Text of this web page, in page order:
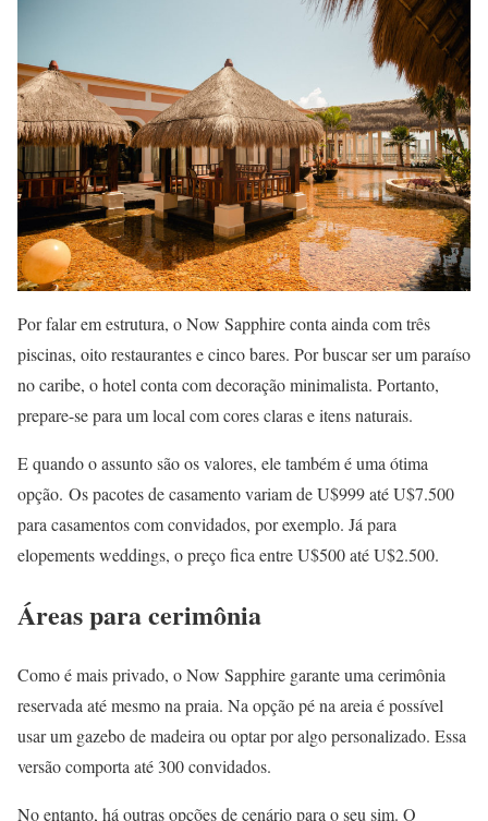
Por falar em estrutura, o Now Sapphire conta ainda com três
piscinas, oito restaurantes e cinco bares. Por buscar ser um paraíso
no caribe, o hotel conta com decoração minimalista. Portanto,
prepare-se para um local com cores claras e itens naturais.
E quando o assunto são os valores, ele também é uma ótima
opção. Os pacotes de casamento variam de U$999 até U$7.500
para casamentos com convidados, por exemplo. Já para
elopements weddings, o preço fica entre U$500 até U$2.500.
Áreas para cerimônia
Como é mais privado, o Now Sapphire garante uma cerimônia
reservada até mesmo na praia. Na opção pé na areia é possível
usar um gazebo de madeira ou optar por algo personalizado. Essa
versão comporta até 300 convidados.
No entanto, há outras opções de cenário para o seu sim. O